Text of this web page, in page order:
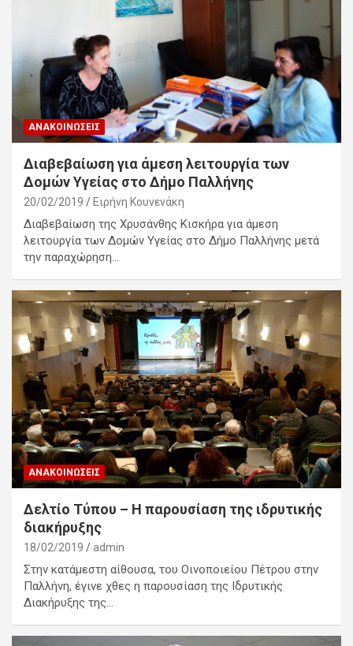
ΑΝΑΚΟΙΝΏΣΕΙΣ
Διαβεβαίωση για άμεση λειτουργία των
Δομών Υγείας στο Δήμο Παλλήνης
20/02/2019 Ειρήνη Κουνενάκη
Διαβεβαίωση της Χρυσάνθης Κισκήρα για άμεση
λειτουργία των Δομών Υγείας στο Δήμο Παλλήνης μετά
την παραχώρηση…
ΑΝΑΚΟΙΝΏΣΕΙΣ
Δελτίο Τύπου – Η παρουσίαση της ιδρυτικής
διακήρυξης
18/02/2019 admin
Στην κατάμεστη αίθουσα, του Οινοποιείου Πέτρου στην
Παλλήνη, έγινε χθες η παρουσίαση της Ιδρυτικής
Διακήρυξης της…